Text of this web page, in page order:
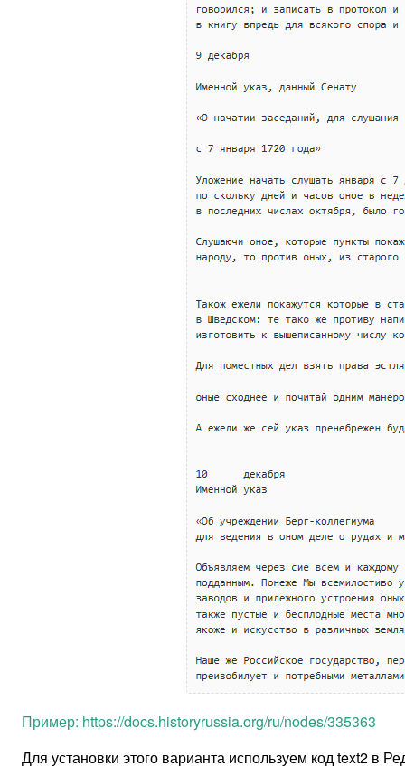
Пример: https://docs.historyrussia.org/ru/nodes/335363
Для установки этого варианта используем код text2 в